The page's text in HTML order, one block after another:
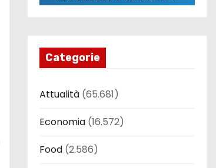
Categorie
Attualità (65.681)
Economia (16.572)
Food (2.586)